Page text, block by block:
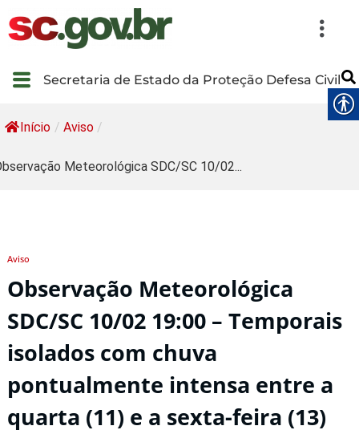
Secretaria de Estado da Proteção Defesa Civil
Início / Aviso /
Meteorológica SDC/SC 10/02...
Aviso
Observação Meteorológica
SDC/SC 10/02 19:00 – Temporais
isolados com chuva
pontualmente intensa entre a
quarta (11) e a sexta-feira (13)